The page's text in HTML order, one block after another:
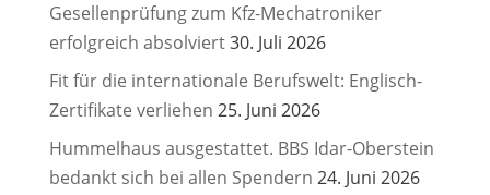
Gesellenprüfung zum Kfz-Mechatroniker
erfolgreich absolviert30. Juli 2026
Fit für die internationale Berufswelt: Englisch-
Zertifikate verliehen 25. Juni 2026
Hummelhaus ausgestattet. BBS Idar-Oberstein
bedankt sich bei allen Spendern 24. Juni 2026